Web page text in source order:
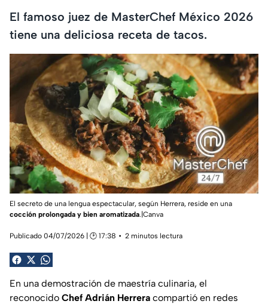
El famoso juez de MasterChef México 2026
tiene una deliciosa receta de tacos.
El secreto de una lengua espectacular, según Herrera, reside en una
cocción prolongada y bien aromatizada.|Canva
Publicado 04/07/2026 | 🕑 17:38 2 minutos lectura
En una demostración de maestría culinaria, el
reconocido Chef Adrián Herrera compartió en redes